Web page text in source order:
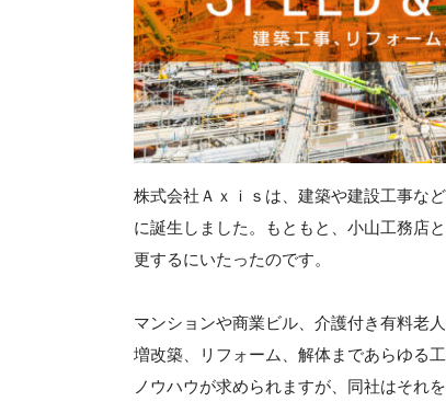
株式会社Ａｘｉｓは、建築や建設工事な
に誕生しました。もともと、小山工務店
更するにいたったのです。
マンションや商業ビル、介護付き有料老
増改築、リフォーム、解体まであらゆる
ノウハウが求められますが、同社はそれ